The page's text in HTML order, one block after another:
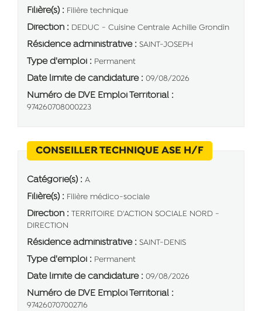
Filière(s) : Filière technique
Direction : DEDUC - Cuisine Centrale Achille Grondin
Résidence administrative : SAINT-JOSEPH
Type d'emploi : Permanent
Date limite de candidature : 09/08/2026
Numéro de DVE Emploi Territorial :
974260708000223
CONSEILLER TECHNIQUE ASE H/F(Nouvelle
Catégorie(s) : A
Filière(s) : Filière médico-sociale
Direction : TERRITOIRE D'ACTION SOCIALE NORD -
DIRECTION
Résidence administrative : SAINT-DENIS
Type d'emploi : Permanent
Date limite de candidature : 09/08/2026
Numéro de DVE Emploi Territorial :
974260707002716